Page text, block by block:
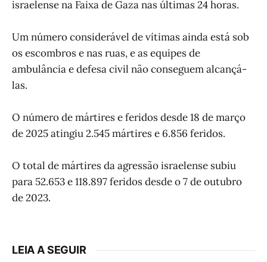
israelense na Faixa de Gaza nas últimas 24 horas.
Um número considerável de vítimas ainda está sob
os escombros e nas ruas, e as equipes de
ambulância e defesa civil não conseguem alcançá-
las.
O número de mártires e feridos desde 18 de março
de 2025 atingiu 2.545 mártires e 6.856 feridos.
O total de mártires da agressão israelense subiu
para 52.653 e 118.897 feridos desde o 7 de outubro
de 2023.
LEIA A SEGUIR